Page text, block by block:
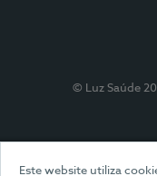
Este website utiliza
© Luz Saúde